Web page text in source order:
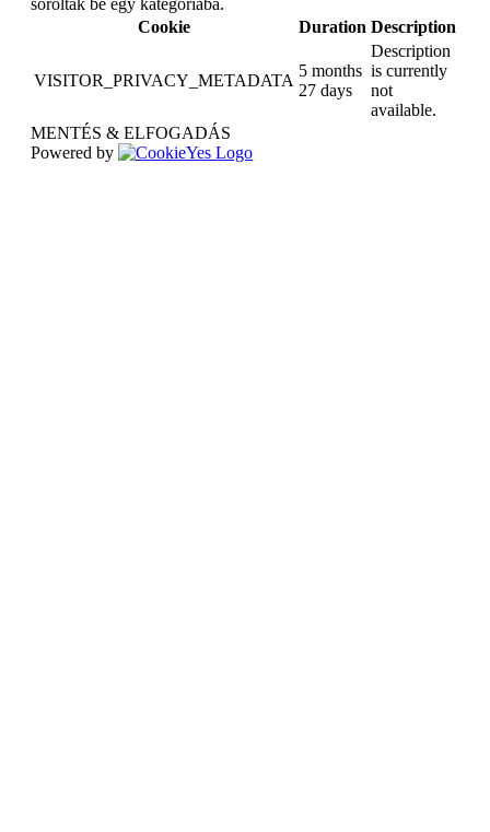
Cookie
Duration Description
VISITOR_PRIVACY_METADATA
5 months
27 days
Description
is currently
not
available.
MENTÉS & ELFOGADÁS
Powered by